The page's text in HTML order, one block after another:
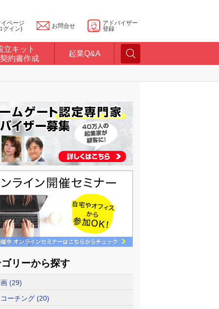
ページ
グイン)
お問合せ
アドバイザー
登録
立キット
約書作成
起業Q&A
リーから探す
(29)
ーチング (20)